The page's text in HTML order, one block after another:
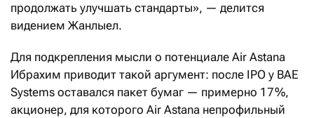
продолжать улучшать стандарты», — делится
видением Жанлыел.
Для подкрепления мысли о потенциале Air Astana
Ибрахим приводит такой аргумент: после IPO у BAE
Systems оставался пакет бумаг — примерно 17 %,
акционер, для которого Air Astana непрофильный